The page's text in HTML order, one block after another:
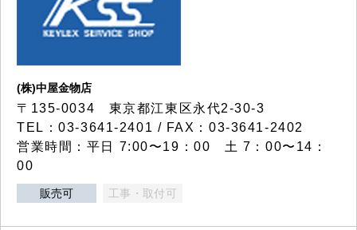
(株)中屋金物店
〒135-0034 東京都江東区永代2-30-3
TEL：03-3641-2401 / FAX：03-3641-2402
営業時間：平日 7:00〜19：00 土 7：00〜14：
00
販売可 工事・取付可